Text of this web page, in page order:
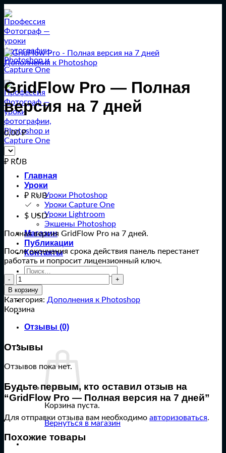
Перейти
к
содержанию
Главная
Уроки
Уроки Photoshop
Уроки Capture One
Уроки Lightroom
Экшены Photoshop
Магазин
Публикации
Контакты
Искать:
Корзина пуста.
Вернуться в магазин
Дополнения к Photoshop
GridFlow Pro — Полная
версия на 7 дней
0,00₽
₽ RUB
₽ RUB
$ USD
Полная версия GridFlow Pro на 7 дней.
После окончания срока действия панель перестанет
работать и попросит лицензионный ключ.
Количество
товара
GridFlow
Pro
-
Полная
на
дней
В корзину
Категория: Дополнения к Photoshop
Корзина
Отзывы (0)
Отзывы
Отзывов пока нет.
Будьте первым, кто оставил отзыв на
“GridFlow Pro — Полная версия на 7 дней”
Для отправки отзыва вам необходимо авторизоваться.
Похожие товары